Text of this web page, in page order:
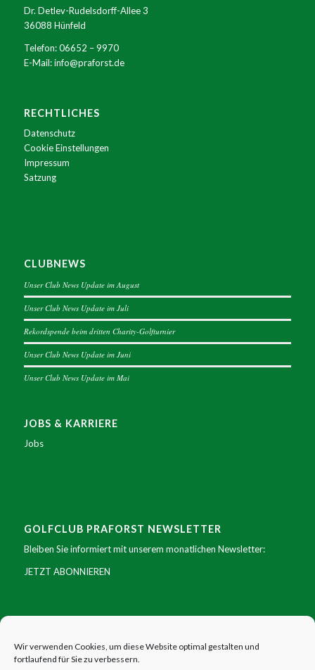
Wir verwenden Cookies, um diese Website optimal gestalten und
fortlaufend für Sie zu verbessern.
Dr. Detlev-Rudelsdorff-Allee 3
36088 Hünfeld
Telefon:06652 – 9970
E-Mail:info@praforst.de
RECHTLICHES
Datenschutz
Cookie Einstellungen
Impressum
Satzung
CLUBNEWS
Unser Club News Update im August
Unser Club News Update im Juli
Rekordspende beim dritten Charity-Golfturnier
Unser Club News Update im Juni
Unser Club News Update im Mai
JOBS & KARRIERE
Jobs
GOLFCLUB PRAFORST NEWSLETTER
Bleiben Sie informiert mit unserem monatlichen Newsletter:
JETZT ABONNIEREN
Facebook Instagram Youtube | X